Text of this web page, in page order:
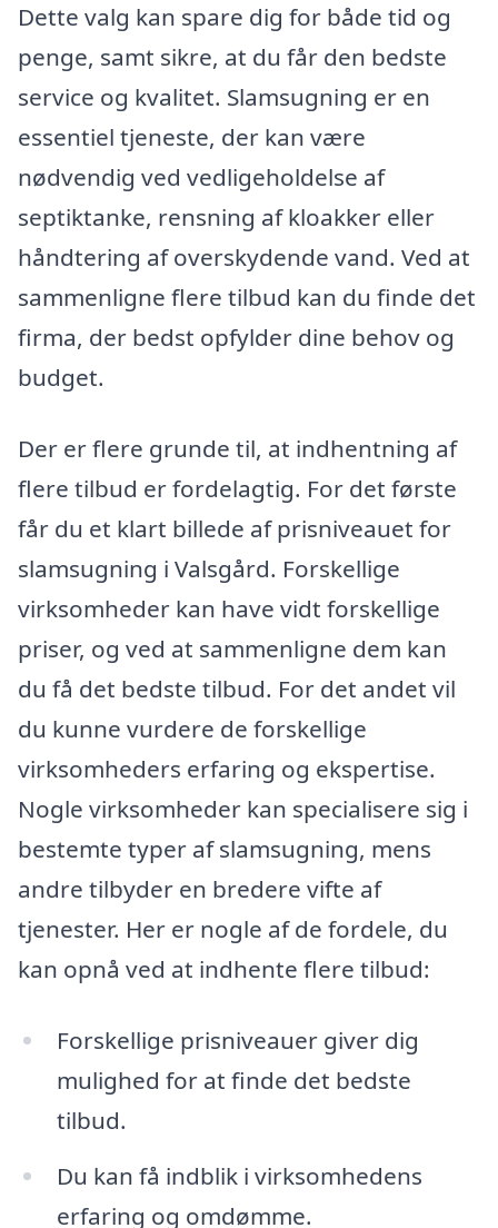
Dette valg kan spare dig for både tid og
penge, samt sikre, at du får den bedste
service og kvalitet. Slamsugning er en
essentiel tjeneste, der kan være
nødvendig ved vedligeholdelse af
septiktanke, rensning af kloakker eller
håndtering af overskydende vand. Ved at
sammenligne flere tilbud kan du finde det
firma, der bedst opfylder dine behov og
budget.
Der er flere grunde til, at indhentning af
flere tilbud er fordelagtig. For det første
får du et klart billede af prisniveauet for
slamsugning i Valsgård. Forskellige
virksomheder kan have vidt forskellige
priser, og ved at sammenligne dem kan
du få det bedste tilbud. For det andet vil
du kunne vurdere de forskellige
virksomheders erfaring og ekspertise.
Nogle virksomheder kan specialisere sig i
bestemte typer af slamsugning, mens
andre tilbyder en bredere vifte af
tjenester. Her er nogle af de fordele, du
kan opnå ved at indhente flere tilbud:
Forskellige prisniveauer giver dig
mulighed for at finde det bedste
tilbud.
Du kan få indblik i virksomhedens
erfaring og omdømme.